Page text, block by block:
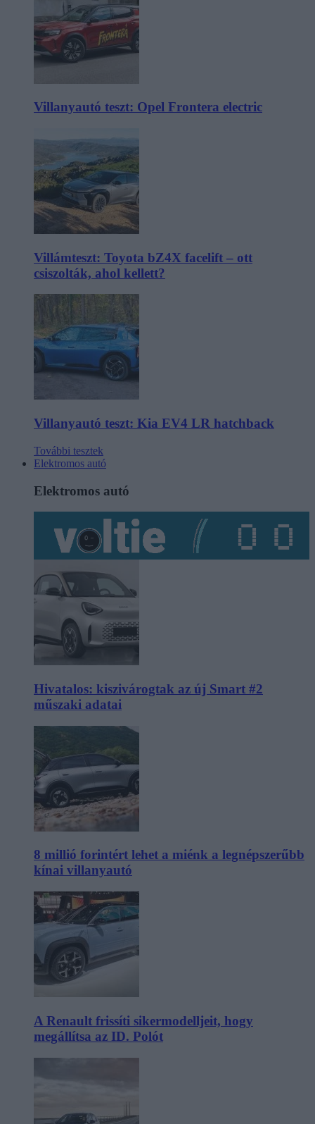
Villanyautó teszt: Opel Frontera electric
Villámteszt: Toyota bZ4X facelift – ott
csiszolták, ahol kellett?
Villanyautó teszt: Kia EV4 LR hatchback
További tesztek
Elektromos autó
Elektromos autó
Hivatalos: kiszivárogtak az új Smart #2
műszaki adatai
8 millió forintért lehet a miénk a legnépszerűbb
kínai villanyautó
A Renault frissíti sikermodelljeit, hogy
megállítsa az ID. Polót